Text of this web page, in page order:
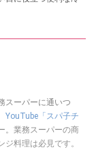
スーパーに通いつ
YouTube「スパ子チ
。業務スーパーの商
料理は必見です。